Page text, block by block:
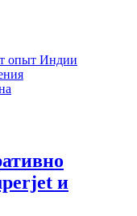
опыт Индии
и